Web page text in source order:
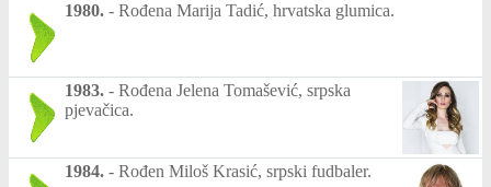
1980. - Rođena Marija Tadić, hrvatska glumica.
1983. - Rođena Jelena Tomašević, srpska
pjevačica.
1984. - Rođen Miloš Krasić, srpski fudbaler.